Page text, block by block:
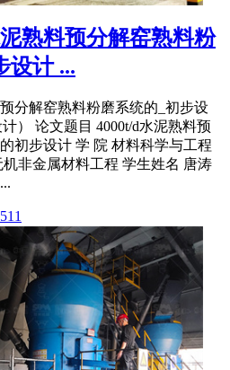
熟料预分解窑熟料粉
设计 ...
分解窑熟料粉磨系统的_初步设
） 论文题目 4000t/d水泥熟料预
初步设计 学 院 材料科学与工程
机非金属材料工程 学生姓名 唐涛